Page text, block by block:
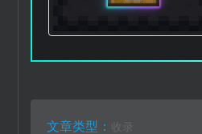
文章类型： 收录